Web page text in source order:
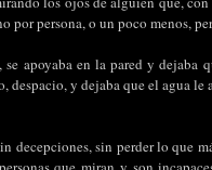
por persona, o un poco menos,
apoyaba en la pared y dejaba
despacio, y dejaba que el agua le
decepciones, sin perder lo que